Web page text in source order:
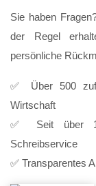
Sie haben
der Regel
persönliche
✅ Über 500
Wirtschaft
✅ Seit über
Schreibservice
✅ Transparentes